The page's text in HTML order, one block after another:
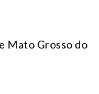
Mato Grosso do